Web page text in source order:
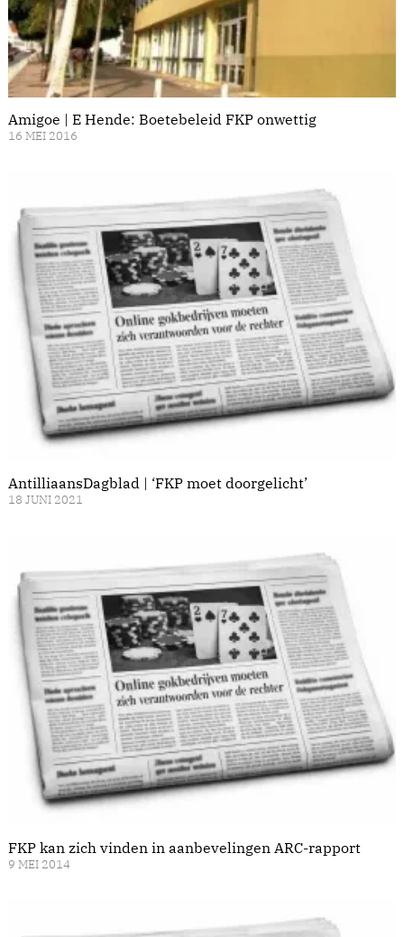
Amigoe | E Hende: Boetebeleid FKP onwettig
16 MEI 2016
AntilliaansDagblad | ‘FKP moet doorgelicht’
18 JUNI 2021
FKP kan zich vinden in aanbevelingen ARC-rapport
9 MEI 2014